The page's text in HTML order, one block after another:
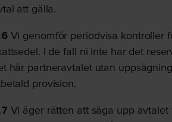
att gälla.
Vi genomför periodvisa kontroller
I de fall ni inte har det
här partneravtalet utan
provision.
Vi äger rätten att säga upp